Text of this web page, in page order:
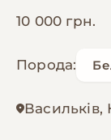
10 000 грн.
Порода:
Васильків,